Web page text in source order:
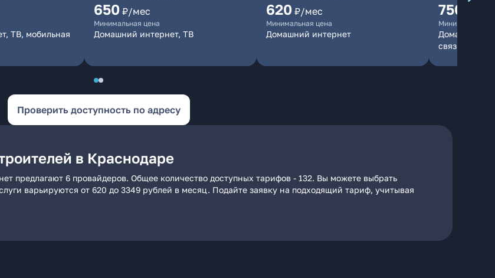
ТВ, мобильная
650 ₽/мес
Минимальная цена
Домашний интернет, ТВ
620 ₽/мес
Минимальная цена
Домашний интернет
750
Минимальная
Домашний
связь
Проверить доступность по адресу
в Краснодаре
предлагают 6 провайдеров. Общее количество доступных тарифов - 132. Вы можете выбрать
варьируются от 620 до 3349 рублей в месяц. Подайте заявку на подходящий тариф, учитывая